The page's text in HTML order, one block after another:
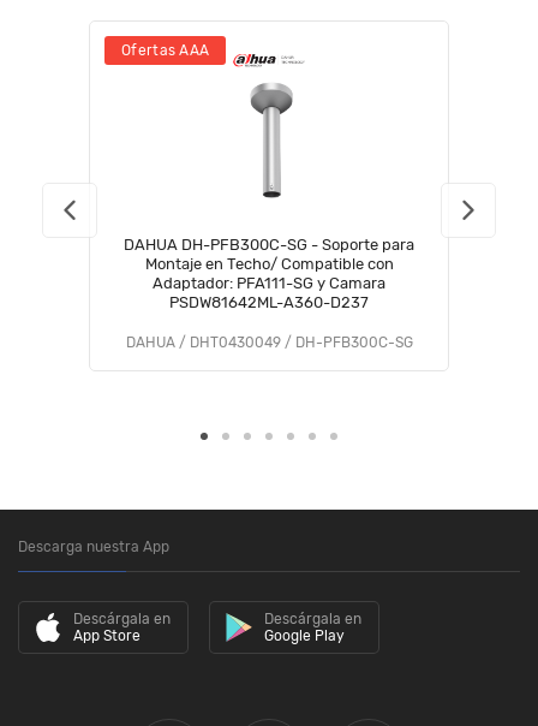
Ofertas AAA
DAHUA DH-PFB300C-SG - Soporte para
Montaje en Techo/ Compatible con
Adaptador: PFA111-SG y Camara
PSDW81642ML-A360-D237
DAHUA / DHT0430049 / DH-PFB300C-SG
Descarga nuestra App
Descárgala en
App Store
Descárgala en
Google Play